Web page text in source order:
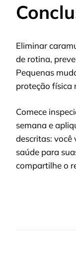
Eliminar
de rotina,
Pequenas
proteção física
Comece
semana e
descritas: você
saúde para
compartilhe o